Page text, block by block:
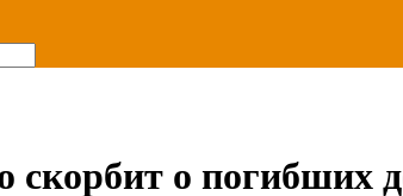
скорбит о погибших